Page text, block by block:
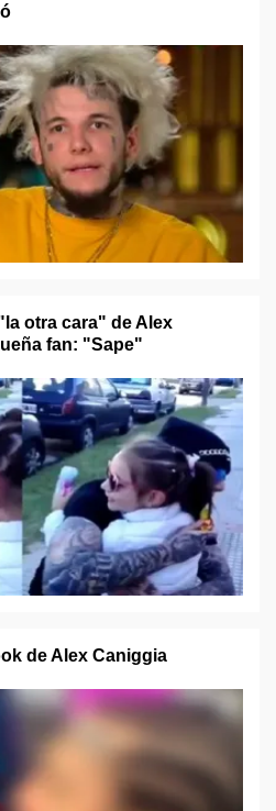
otra cara" de Alex
fan: "Sape"
de Alex Caniggia